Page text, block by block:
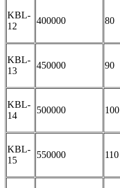
KBL-
12
400000 80
KBL-
13
450000 90
KBL-
14
500000 100
KBL-
15
550000 110